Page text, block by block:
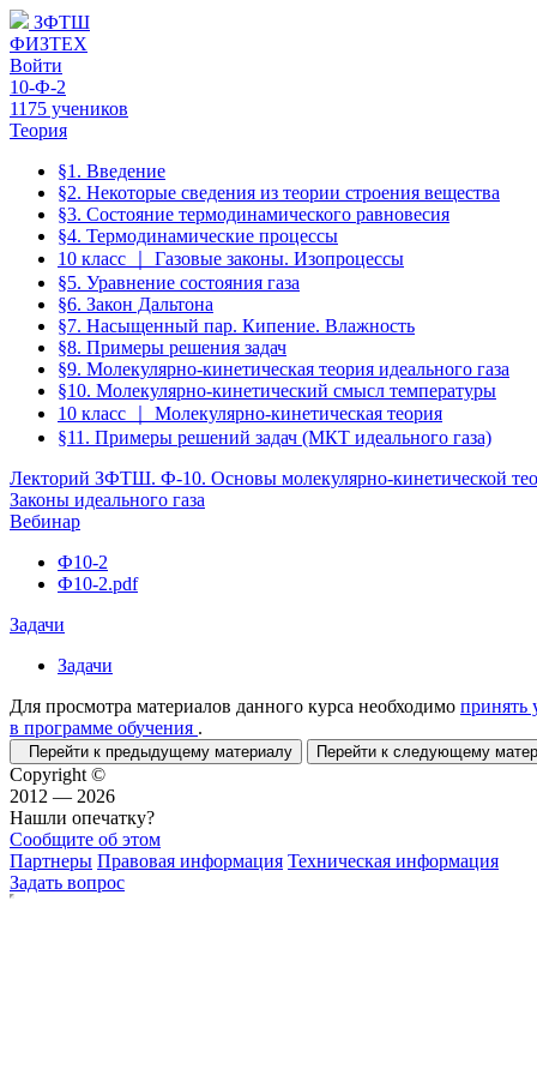
ЗФТШ
ФИЗТЕХ
Войти
10-Ф-2
1175 учеников
Теория
§1. Введение
§2. Некоторые сведения из теории строения вещества
§3. Состояние термодинамического равновесия
§4. Термодинамические процессы
10 класс ｜ Газовые законы. Изопроцессы
§5. Уравнение состояния газа
§6. Закон Дальтона
§7. Насыщенный пар. Кипение. Влажность
§8. Примеры решения задач
§9. Молекулярно-кинетическая теория идеального газа
§10. Молекулярно-кинетический смысл температуры
10 класс ｜ Молекулярно-кинетическая теория
§11. Примеры решений задач (МКТ идеального газа)
Лекторий ЗФТШ. Ф-10. Основы молекулярно-кинетической
Законы идеального газа
Вебинар
Ф10-2
Ф10-2.pdf
Задачи
Задачи
Для просмотра материалов данного курса необходимо принять
в программе обучения .
Перейти к предыдущему материалу Перейти к следующему
Copyright ©
2012 — 2026
Нашли опечатку?
Сообщите об этом
Партнеры Правовая информация Техническая информация
Задать вопрос